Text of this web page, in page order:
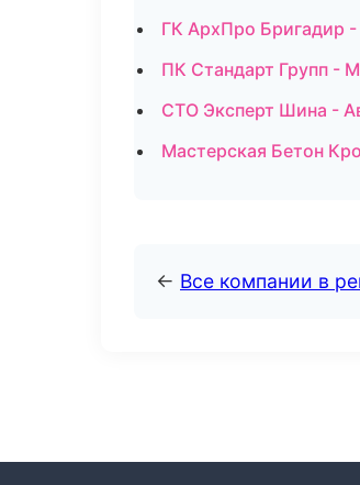
ГК АрхПро Бригадир
ПК Стандарт Групп -
СТО Эксперт Шина -
Мастерская Бетон
← Все компании в